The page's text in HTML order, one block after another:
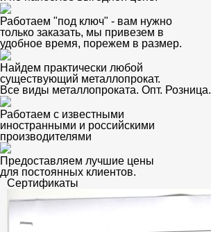
Работаем "под ключ" - вам нужно
только заказать, мы привезем в
удобное время, порежем в размер.
Найдем практически любой
существующий металлопрокат.
Все виды металлопроката. Опт. Розница.
Работаем с известными
иностранными и российскими
производителями
Предоставляем лучшие цены
для постоянных клиентов.
Сертификаты